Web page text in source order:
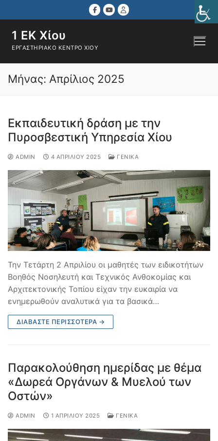
στο
περιεχόμενο
1 ΕΚ Χίου
ΕΡΓΑΣΤΗΡΙΑΚΌ ΚΈΝΤΡΟ ΧΊΟΥ
Μήνας: Απρίλιος 2025
Εκπαιδευτική δράση με την
Πυροσβεστική Υπηρεσία Χίου
ADMIN 4 ΑΠΡΙΛΊΟΥ 2025 ΓΕΝΙΚΆ
Την Τετάρτη 2 Απριλίου οι μαθητές των ειδικοτήτων
Βοηθός Νοσηλευτή και Τεχνικός Ανθοκομίας και
Αρχιτεκτονικής Τοπίου είχαν την ευκαιρία να
ενημερωθούν αναλυτικά για τα βασικά…
ΔΙΑΒΆΣΤΕ ΠΕΡΙΣΣΌΤΕΡΑ →
Παρακολούθηση ημερίδας με θέμα
«Δωρεά Οργάνων & Μυελού των
Οστών»
ADMIN 1 ΑΠΡΙΛΊΟΥ 2025 ΓΕΝΙΚΆ